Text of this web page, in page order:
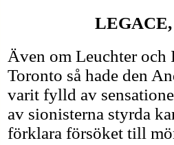
Även om Leuchter
Toronto så hade den
varit fylld av
av sionisterna styrda
förklara försöket till